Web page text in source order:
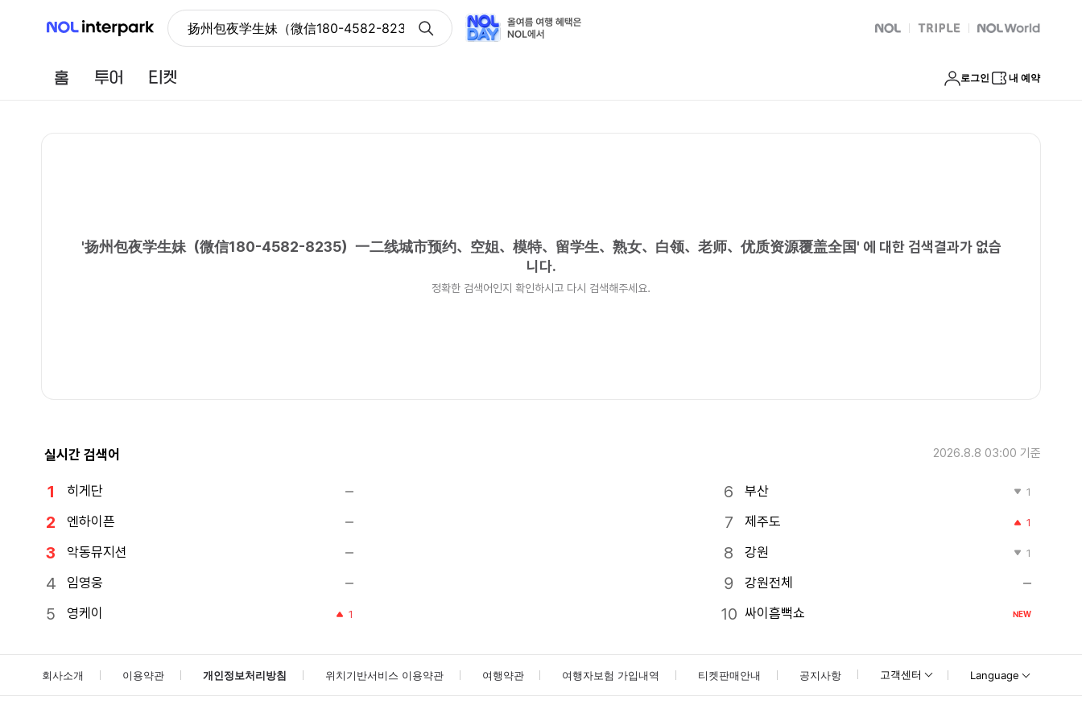
NOL 인터파크 扬州包夜学生妹（微信180-4582-8235）一二线城市预约、空姐、模特、留学生、熟女、白领、老师、优质资源覆盖全国NOL 트리플 Global Interpark
홈 투어 로그인 내 예약
'扬州包夜学生妹（微信180-4582-8235）一二线城市预约、空姐、模特、留学生、熟女、白领、老师、优质资源覆盖全国' 에 대한 검색결과가 없습
니다.
정확한 검색어인지 확인하시고 다시 검색해주세요.
실시간 검색어 2026.8.8 03:00 기준
히게단
엔하이픈
악동뮤지션
임영웅
영케이
1
부산 1
제주도 1
강원 1
강원전체
싸이흠뻑쇼
NEW
회사소개 이용약관 개인정보처리방침 위치기반서비스 이용약관 여행약관 여행자보험 가입내역 티켓판매안내 공지사항 고객센터 Language